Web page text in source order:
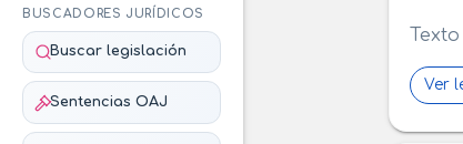
BUSCADORES JURÍDICOS
Buscar legislación
Sentencias OAJ
Ver